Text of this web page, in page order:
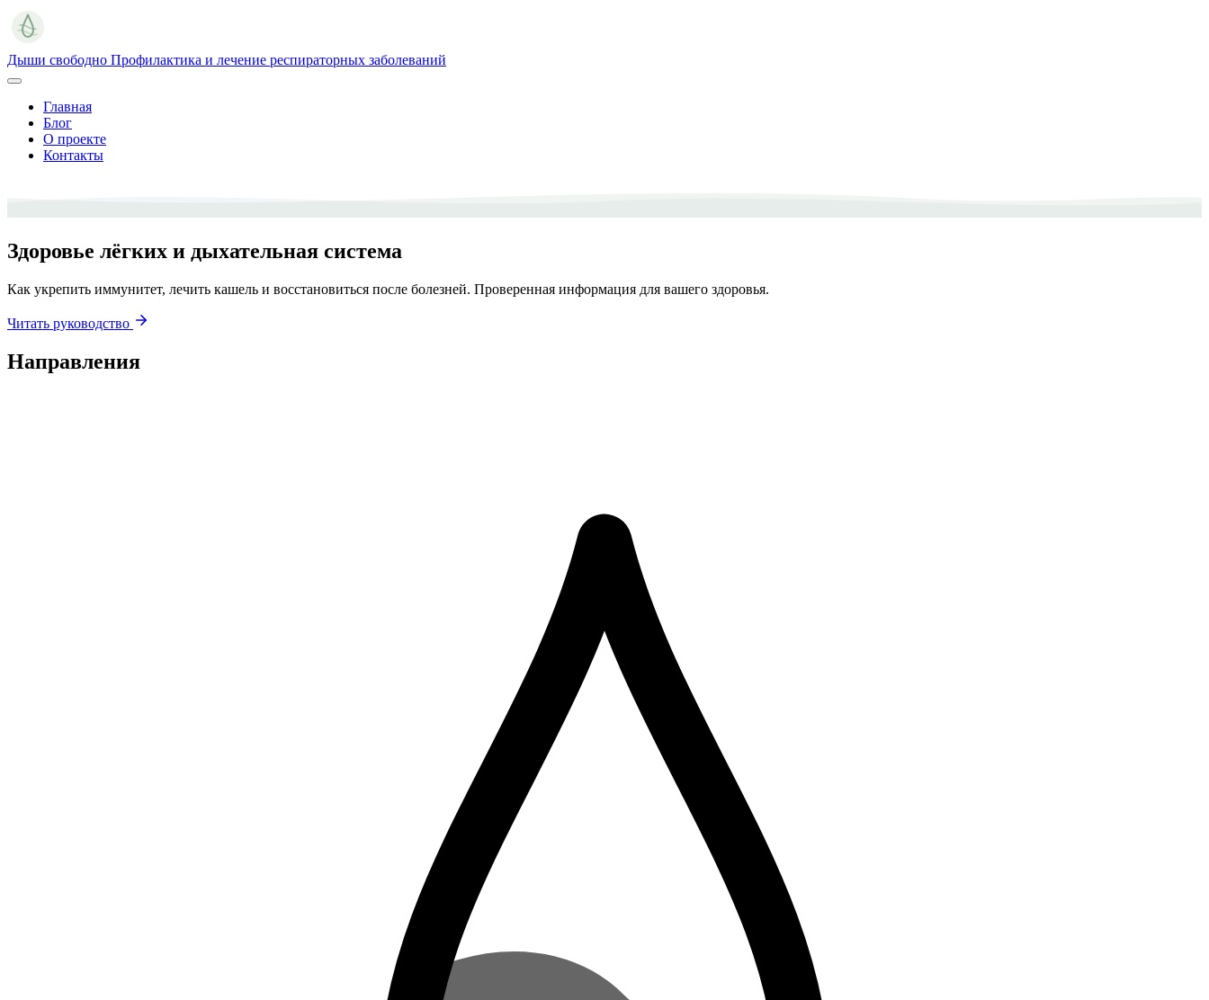
Дыши свободно Профилактика и лечение респираторных заболеваний
Главная
Блог
О проекте
Контакты
Здоровье лёгких и дыхательная система
Как укрепить иммунитет, лечить кашель и восстановиться после болезней. Проверенная информация для вашего здоровья.
Читать руководство
Направления